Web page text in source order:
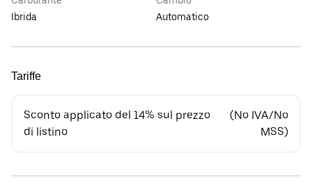
Ibrida
Automatico
Tariffe
Sconto applicato del 14% sul prezzo
di listino
(No IVA/No
MSS)